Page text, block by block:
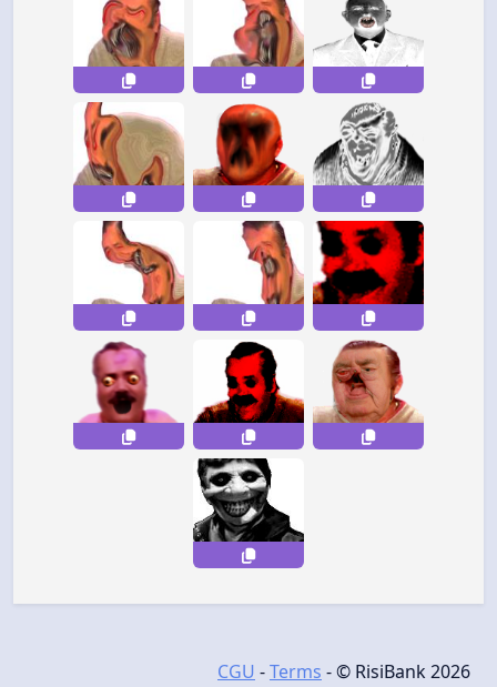
CGU -Terms - © RisiBank 2026